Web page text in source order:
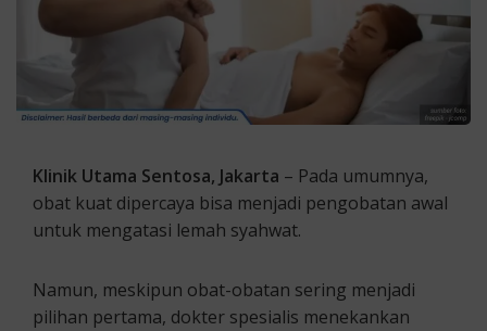
Klinik Utama Sentosa, Jakarta – Pada umumnya,
obat kuat dipercaya bisa menjadi pengobatan awal
untuk mengatasi lemah syahwat.
Namun, meskipun obat-obatan sering menjadi
pilihan pertama, dokter spesialis menekankan